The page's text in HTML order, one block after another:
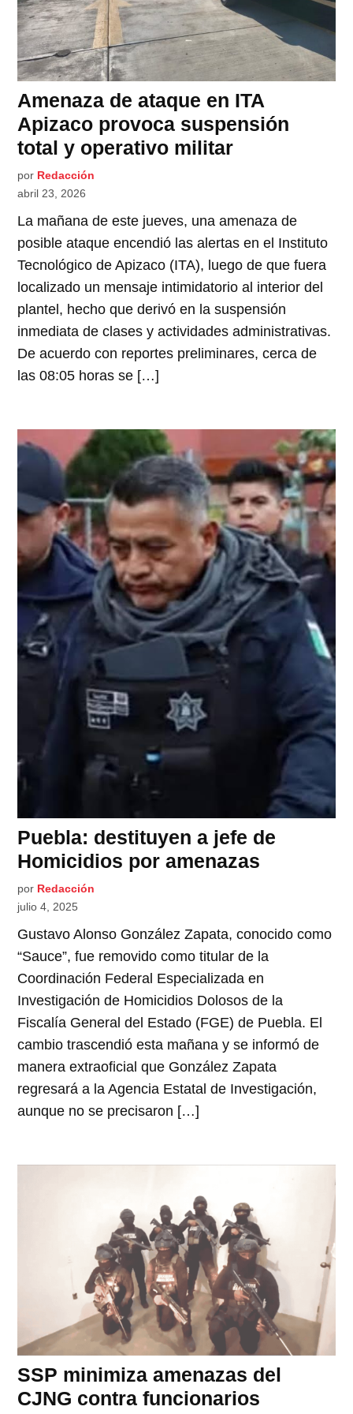
Amenaza de ataque en ITA
Apizaco provoca suspensión
total y operativo militar
por Redacción
abril 23, 2026
La mañana de este jueves, una amenaza de
posible ataque encendió las alertas en el Instituto
Tecnológico de Apizaco (ITA), luego de que fuera
localizado un mensaje intimidatorio al interior del
plantel, hecho que derivó en la suspensión
inmediata de clases y actividades administrativas.
De acuerdo con reportes preliminares, cerca de
las 08:05 horas se […]
Puebla: destituyen a jefe de
Homicidios por amenazas
por Redacción
julio 4, 2025
Gustavo Alonso González Zapata, conocido como
“Sauce”, fue removido como titular de la
Coordinación Federal Especializada en
Investigación de Homicidios Dolosos de la
Fiscalía General del Estado (FGE) de Puebla. El
cambio trascendió esta mañana y se informó de
manera extraoficial que González Zapata
regresará a la Agencia Estatal de Investigación,
aunque no se precisaron […]
SSP minimiza amenazas del
CJNG contra funcionarios